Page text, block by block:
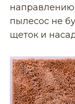
направлению
пылесос не
щеток и